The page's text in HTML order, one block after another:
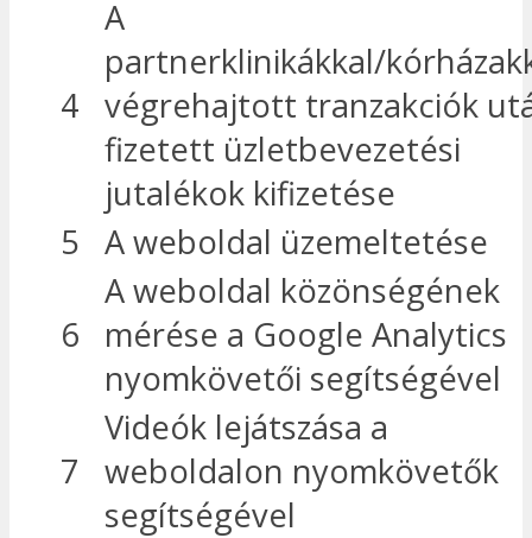
4
A
partnerklinikákkal/
végrehajtott tranzakciók
fizetett üzletbevezetési
jutalékok kifizetése
5 A weboldal üzemeltetése
6
A weboldal közönségének
mérése a Google Analytics
nyomkövetői segítségével
7
Videók lejátszása a
weboldalon nyomkövetők
segítségével